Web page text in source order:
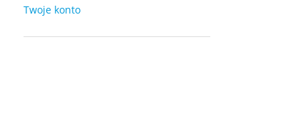
Twoje konto